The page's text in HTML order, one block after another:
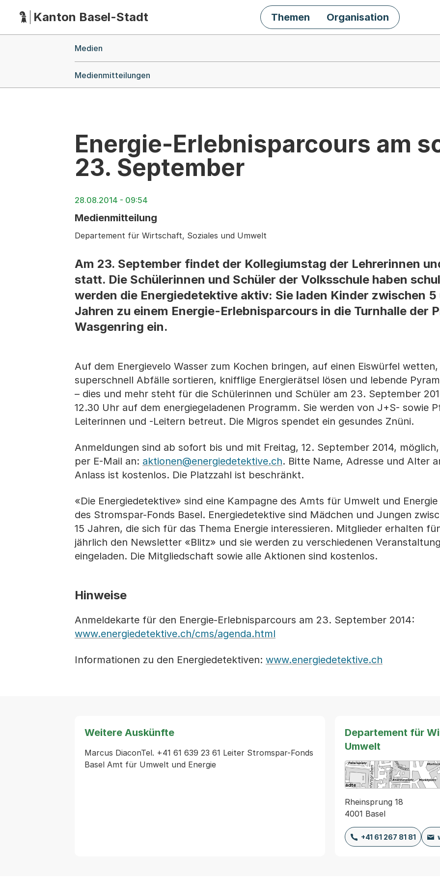
HauptnavigationKanton Basel-Stadt Themen Organisation
Medien
Medienmitteilungen
Energie-Erlebnisparcours am
23. September
28.08.2014 - 09:54
Medienmitteilung
Departement für Wirtschaft, Soziales und Umwelt
Am 23. September findet der Kollegiumstag der Lehrerinnen
statt. Die Schülerinnen und Schüler der Volksschule haben
werden die Energiedetektive aktiv: Sie laden Kinder zwischen 5
Jahren zu einem Energie-Erlebnisparcours in die Turnhalle der
Wasgenring ein.
Auf dem Energievelo Wasser zum Kochen bringen, auf einen Eiswürfel wetten,
superschnell Abfälle sortieren, knifflige Energierätsel lösen und lebende
– dies und mehr steht für die Schülerinnen und Schüler am 23. September
12.30 Uhr auf dem energiegeladenen Programm. Sie werden von J+S- sowie
Leiterinnen und -Leitern betreut. Die Migros spendet ein gesundes Znüni.
Anmeldungen sind ab sofort bis und mit Freitag, 12. September 2014,
per E-Mail an: aktionen@energiedetektive.ch. Bitte Name, Adresse und Alter
Anlass ist kostenlos. Die Platzzahl ist beschränkt.
«Die Energiedetektive» sind eine Kampagne des Amts für Umwelt und Energie
des Stromspar-Fonds Basel. Energiedetektive sind Mädchen und Jungen
15 Jahren, die sich für das Thema Energie interessieren. Mitglieder erhalten
jährlich den Newsletter «Blitz» und sie werden zu verschiedenen
eingeladen. Die Mitgliedschaft sowie alle Aktionen sind kostenlos.
Hinweise
Anmeldekarte für den Energie-Erlebnisparcours am 23. September 2014:
www.energiedetektive.ch/cms/agenda.html
Informationen zu den Energiedetektiven: www.energiedetektive.ch
Weitere Auskünfte
Marcus DiaconTel. +41 61 639 23 61 Leiter Stromspar-Fonds
Basel Amt für Umwelt und Energie
Departement für
Umwelt
Rheinsprung 18
4001 Basel
+41 61 267 81 81